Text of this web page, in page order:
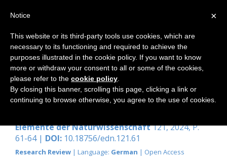
Wenn aus Intelligenz Unsinn wird
Elemente der Naturwissenschaft121, 2024, P.
61-64 | DOI: 10.18756/edn.121.61
Research Review | Language: German | Open Access
×
Notice
This website or its third-party tools use cookies, which are
necessary to its functioning and required to achieve the
purposes illustrated in the cookie policy. If you want to know
more or withdraw your consent to all or some of the cookies,
please refer to the cookie policy
By closing this banner, scrolling this page, clicking a link or
continuing to browse otherwise, you agree to the use of cookies.